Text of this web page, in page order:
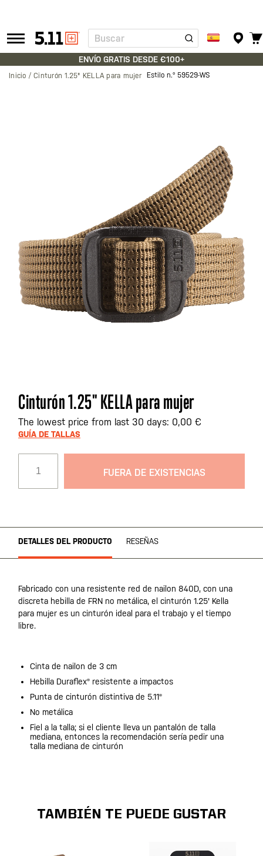
Tactical
Gear
Buscar
ENVÍO GRATIS DESDE €100+
Inicio Cinturón 1.25" KELLA para mujer Estilo n.º 59529-WS
Saltar
al
comienzo
de
imágenes
Cinturón 1.25" KELLA para mujer
The lowest price from last 30 days: 0,00 €
GUÍA DE TALLAS
FUERA DE EXISTENCIAS
DETALLES DEL PRODUCTO RESEÑAS
Fabricado con una resistente red de nailon 840D, con una
discreta hebilla de FRN no metálica, el cinturón 1.25' Kella
para mujer es un cinturón ideal para el trabajo y el tiempo
libre.
Cinta de nailon de 3 cm
Hebilla Duraflex® resistente a impactos
Punta de cinturón distintiva de 5.11®
No metálica
Fiel a la talla; si el cliente lleva un pantalón de talla
mediana, entonces la recomendación sería pedir una
talla mediana de cinturón
TAMBIÉN TE PUEDE GUSTAR